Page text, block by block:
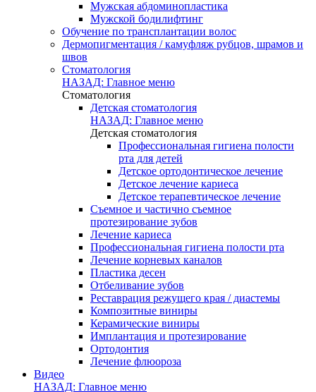
Мужская абдоминопластика
Мужской бодилифтинг
Обучение по трансплантации волос
Дермопигментация / камуфляж рубцов, шрамов и
швов
Стоматология
НАЗАД: Главное меню
Стоматология
Детская стоматология
НАЗАД: Главное меню
Детская стоматология
Профессиональная гигиена полости
рта для детей
Детское ортодонтическое лечение
Детское лечение кариеса
Детское терапевтическое лечение
Съемное и частично съемное
протезирование зубов
Лечение кариеса
Профессиональная гигиена полости рта
Лечение корневых каналов
Пластика десен
Отбеливание зубов
Реставрация режущего края / диастемы
Композитные виниры
Керамические виниры
Имплантация и протезирование
Ортодонтия
Лечение флюороза
Видео
НАЗАД: Главное меню